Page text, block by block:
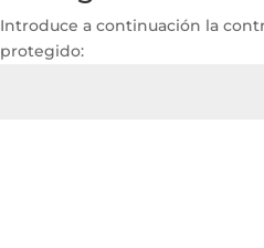
Introduce a continuación la
protegido: